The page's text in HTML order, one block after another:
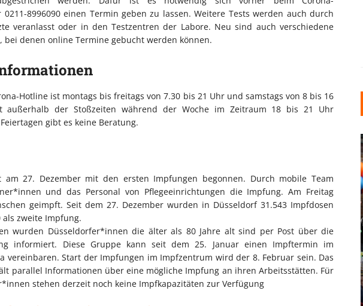
8996090 einen Termin geben zu lassen. Weitere Tests werden auch durch
veranlasst oder in den Testzentren der Labore. Neu sind auch verschiedene
bei denen online Termine gebucht werden können.
Hotline ist montags bis freitags von 7.30 bis 21 Uhr und samstags von 8 bis 16
außerhalb der Stoßzeiten während der Woche im Zeitraum 18 bis 21 Uhr
gibt es keine Beratung.
am 27. Dezember mit den ersten Impfungen begonnen. Durch mobile Team
und das Personal von Pflegeeinrichtungen die Impfung. Am Freitag
geimpft. Seit dem 27. Dezember wurden in Düsseldorf 31.543 Impfdosen
zweite Impfung.
wurden Düsseldorfer*innen die älter als 80 Jahre alt sind per Post über die
informiert. Diese Gruppe kann seit dem 25. Januar einen Impftermin im
vereinbaren. Start der Impfungen im Impfzentrum wird der 8. Februar sein. Das
parallel Informationen über eine mögliche Impfung an ihren Arbeitsstätten. Für
stehen derzeit noch keine Impfkapazitäten zur Verfügung
KUNSTSTOFFFENSTER DEN
LOFT-STIL IN IHREM
EINFAMILIENHAUS
UNTERSTÜTZEN